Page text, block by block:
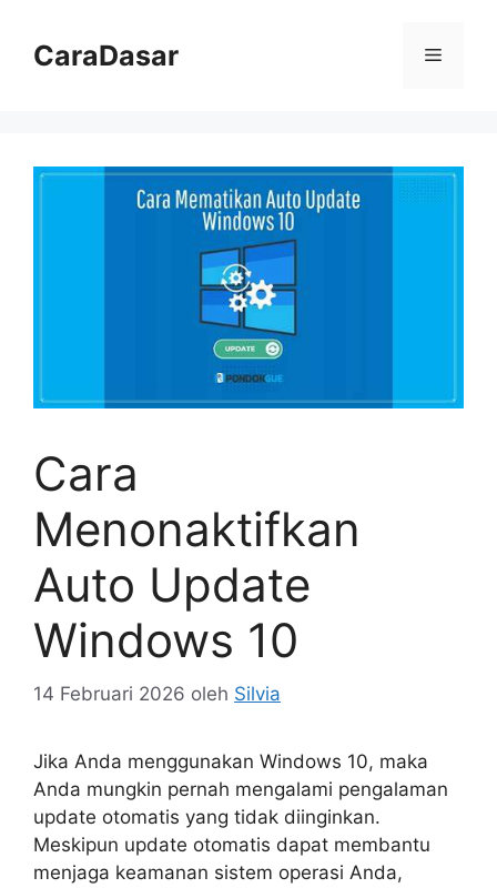
CaraDasar Menu
Cara
Menonaktifkan
Auto Update
Windows 10
14 Februari 2026 oleh Silvia
Jika Anda menggunakan Windows 10, maka
Anda mungkin pernah mengalami pengalaman
update otomatis yang tidak diinginkan.
Meskipun update otomatis dapat membantu
menjaga keamanan sistem operasi Anda,